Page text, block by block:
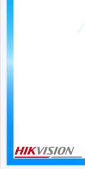
quan sát và giám